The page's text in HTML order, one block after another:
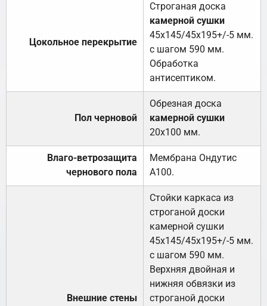
Цокольное перекрытие
Строганая доска
камерной сушки
45х145/45х195+/-5 мм.
с шагом 590 мм.
Обработка
антисептиком.
Пол черновой
Обрезная доска
камерной сушки
20х100 мм.
Влаго-ветрозащита
чернового пола
Мембрана Ондутис
А100.
Внешние стены
Стойки каркаса из
строганой доски
камерной сушки
45х145/45х195+/-5 мм.
с шагом 590 мм.
Верхняя двойная и
нижняя обвязки из
строганой доски